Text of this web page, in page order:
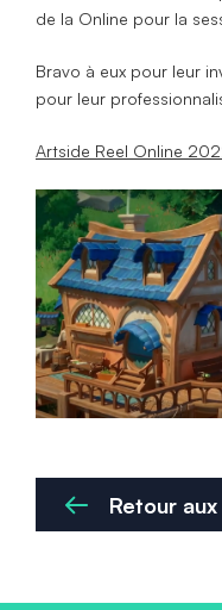
de la Online pour la
Bravo à eux pour leur
pour leur
Artside Reel Online
Retour